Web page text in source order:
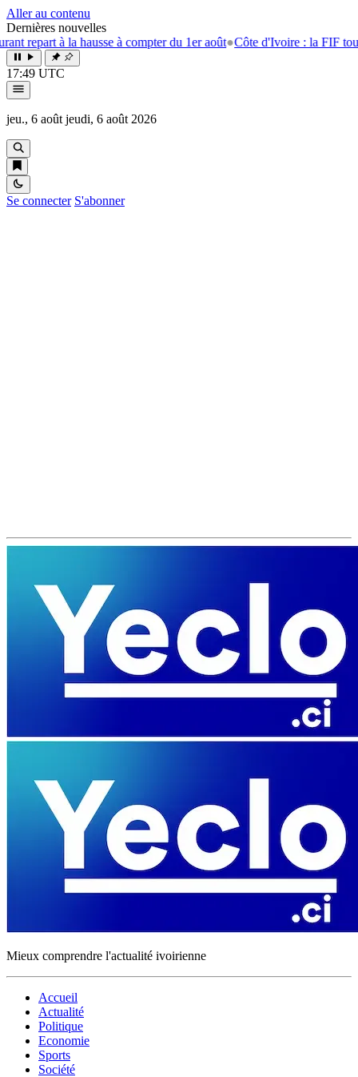
Aller au contenu
Dernières nouvelles
à la hausse à compter du 1er août● Côte d'Ivoire : la FIF tourne la
17:49 UTC
jeu., 6 août jeudi, 6 août 2026
Se connecter S'abonner
Mieux comprendre l'actualité ivoirienne
Accueil
Actualité
Politique
Economie
Sports
Société